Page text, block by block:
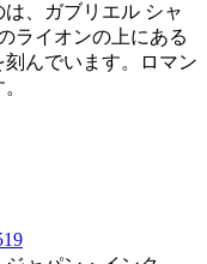
、ガブリエル シャ
ライオンの上にある
んでいます。ロマン